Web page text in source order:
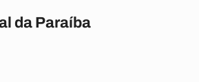
da Paraíba